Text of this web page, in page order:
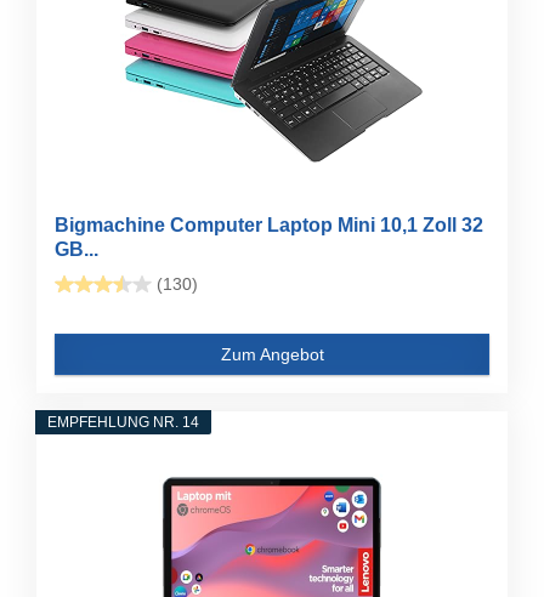
Bigmachine Computer Laptop Mini 10,1 Zoll 32
GB...
(130)
Zum Angebot
EMPFEHLUNG NR. 14